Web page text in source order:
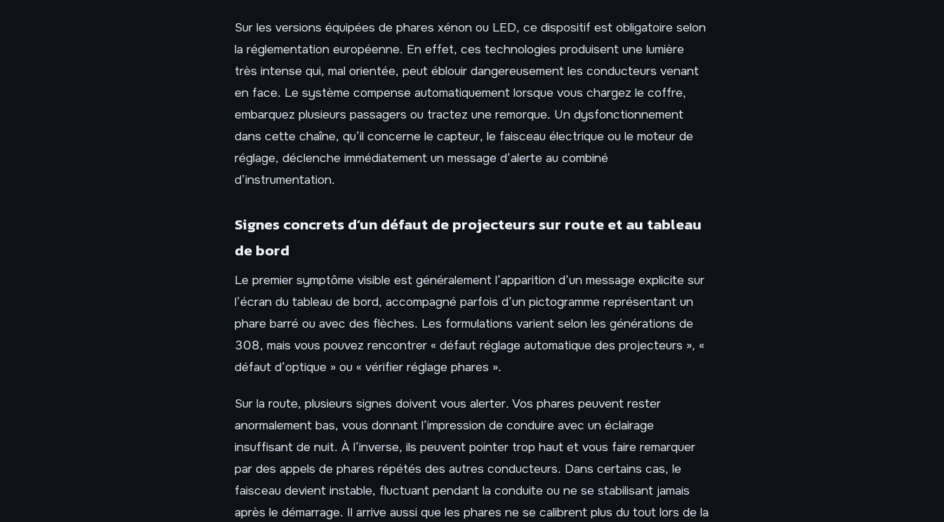
Sur les versions équipées de phares xénon ou LED, ce dispositif est obligatoire selon
la réglementation européenne. En effet, ces technologies produisent une lumière
très intense qui, mal orientée, peut éblouir dangereusement les conducteurs venant
en face. Le système compense automatiquement lorsque vous chargez le coffre,
embarquez plusieurs passagers ou tractez une remorque. Un dysfonctionnement
dans cette chaîne, qu’il concerne le capteur, le faisceau électrique ou le moteur de
réglage, déclenche immédiatement un message d’alerte au combiné
d’instrumentation.
Signes concrets d’un défaut de projecteurs sur route et au tableau
de bord
Le premier symptôme visible est généralement l’apparition d’un message explicite sur
l’écran du tableau de bord, accompagné parfois d’un pictogramme représentant un
phare barré ou avec des flèches. Les formulations varient selon les générations de
308, mais vous pouvez rencontrer « défaut réglage automatique des projecteurs », «
défaut d’optique » ou « vérifier réglage phares ».
Sur la route, plusieurs signes doivent vous alerter. Vos phares peuvent rester
anormalement bas, vous donnant l’impression de conduire avec un éclairage
insuffisant de nuit. À l’inverse, ils peuvent pointer trop haut et vous faire remarquer
par des appels de phares répétés des autres conducteurs. Dans certains cas, le
faisceau devient instable, fluctuant pendant la conduite ou ne se stabilisant jamais
après le démarrage. Il arrive aussi que les phares ne se calibrent plus du tout lors de la